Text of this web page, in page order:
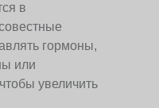
в
гормоны,
или
увеличить